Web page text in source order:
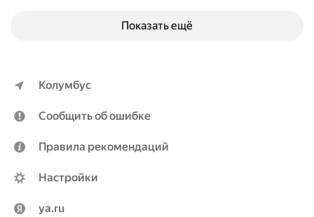
Показать ещё
Колумбус
Сообщить об ошибке
Правила рекомендаций
Настройки
ya.ru